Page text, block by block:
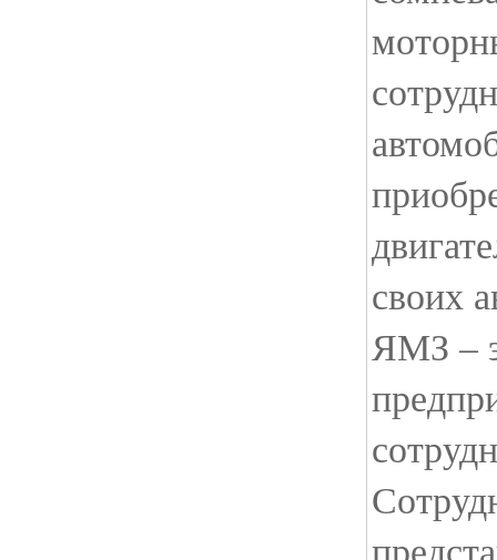
своих
ЯМЗ –